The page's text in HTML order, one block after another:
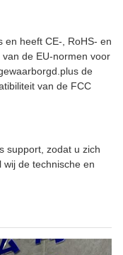
en heeft CE-, RoHS- en
de EU-normen voor
de
van de FCC
support, zodat u zich
de technische en